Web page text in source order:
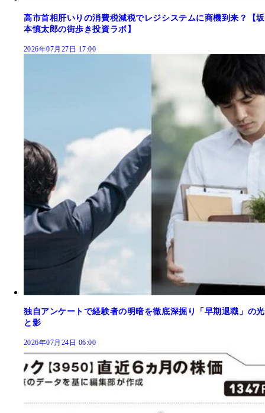
高市首相肝いりの消費税減税でレジシステムに商機到来？【坂
本慎太郎の街歩き投資ラボ】
2026年07月27日 17:00
独自アンケートで経験者の明暗を徹底深掘り「早期退職」の光
と影
2026年07月24日 06:00